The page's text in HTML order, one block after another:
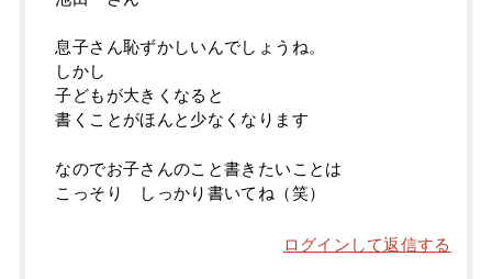
息子さん恥ずかしいんでしょうね。
しかし
子どもが大きくなると
書くことがほんと少なくなります
なのでお子さんのこと書きたいことは
こっそり しっかり書いてね（笑）
ログインして返信する